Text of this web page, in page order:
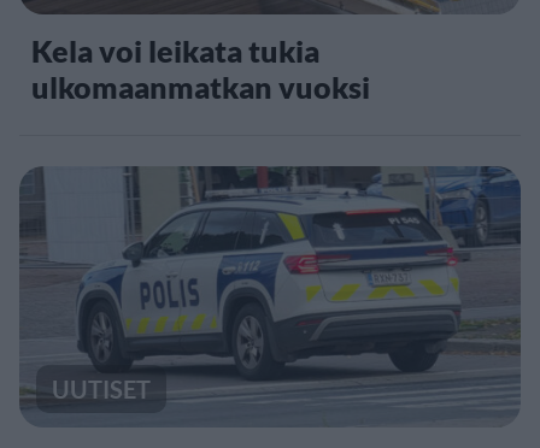
Kela voi leikata tukia
ulkomaanmatkan vuoksi
UUTISET